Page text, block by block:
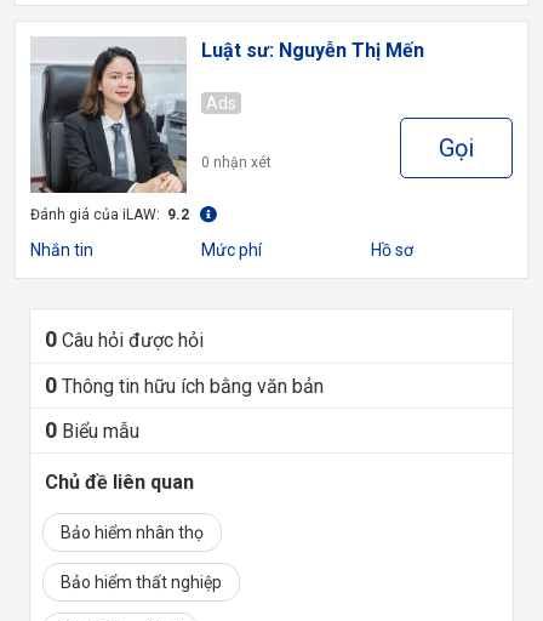
Luật sư: Nguyễn Thị Mến
Ads
0 nhận xét Gọi
Đánh giá của iLAW: 9.2
Nhắn tin Mức phí Hồ sơ
0 Câu hỏi được hỏi
0 Thông tin hữu ích bằng văn bản
0 Biểu mẫu
Chủ đề liên quan
Bảo hiểm nhân thọ
Bảo hiểm thất nghiệp